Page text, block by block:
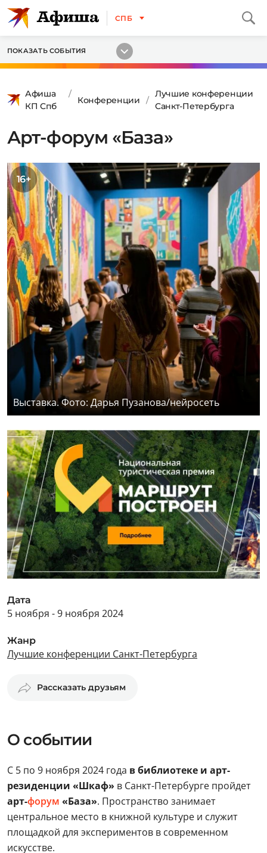
СПБ
ПОКАЗАТЬ СОБЫТИЯ
Афиша
КП Спб
Конференции
Лучшие конференции
Санкт-Петербурга
Арт-форум «База»
16+
Выставка. Фото: Дарья Пузанова/нейросеть
Дата
5 ноября - 9 ноября 2024
Жанр
Лучшие конференции Санкт-Петербурга
Рассказать друзьям
О событии
С 5 по 9 ноября 2024 года в библиотеке и арт-
резиденции «Шкаф» в Санкт-Петербурге пройдет
арт-форум «База». Пространство занимает
центральное место в книжной культуре и служит
площадкой для экспериментов в современном
искусстве.